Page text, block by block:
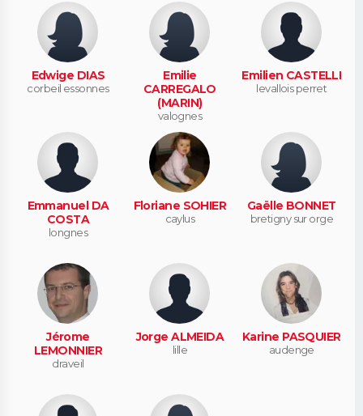
Edwige DIAS
corbeil essonnes
Emilie
CARREGALO
(MARIN)
valognes
Emilien CASTELLI
levallois perret
Emmanuel DA
COSTA
longnes
Floriane SOHIER
caylus
Gaëlle BONNET
bretigny sur orge
Jérome
LEMONNIER
draveil
Jorge ALMEIDA
lille
Karine PASQUIER
audenge